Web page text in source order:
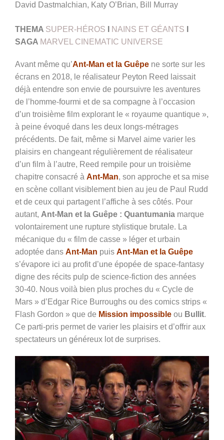
David Dastmalchian, Katy O’Brian, Bill Murray
THEMA SUPER-HÉROS NAINS ET GÉANTS
SAGA MARVEL CINEMATIC UNIVERSE
Avant même qu’Ant-Man et la Guêpe ne sorte sur les
écrans en 2018, le réalisateur Peyton Reed laissait
déjà entendre son envie de poursuivre les aventures
de l’homme-fourmi et de sa compagne à l’occasion
d’un troisième film explorant le « royaume quantique »,
à peine évoqué dans les deux longs-métrages
précédents. De fait, même si Marvel aime varier les
plaisirs en changeant régulièrement de réalisateur
d’un film à l’autre, Reed rempile pour un troisième
chapitre consacré à Ant-Man, son approche et sa mise
en scène collant visiblement bien au jeu de Paul Rudd
et de ceux qui partagent l’affiche à ses côtés. Pour
autant, Ant-Man et la Guêpe : Quantumania marque
volontairement une rupture stylistique brutale. La
mécanique du « film de casse » léger et urbain
adoptée dans Ant-Man puis Ant-Man et la Guêpe
s’évapore ici au profit d’une épopée de space-fantasy
digne des récits pulp de science-fiction des années
30-40. Nous voilà bien plus proches du « Cycle de
Mars » d’Edgar Rice Burroughs ou des comics strips «
Flash Gordon » que de Mission impossible ou Bullit.
Ce parti-pris permet de varier les plaisirs et d’offrir aux
spectateurs un généreux lot de surprises.